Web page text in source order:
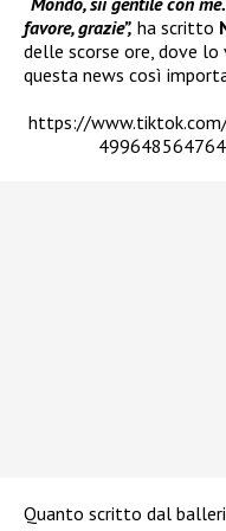
favore, grazie”, ha scritto
delle scorse ore, dove
questa news così
https://
Quanto scritto dal